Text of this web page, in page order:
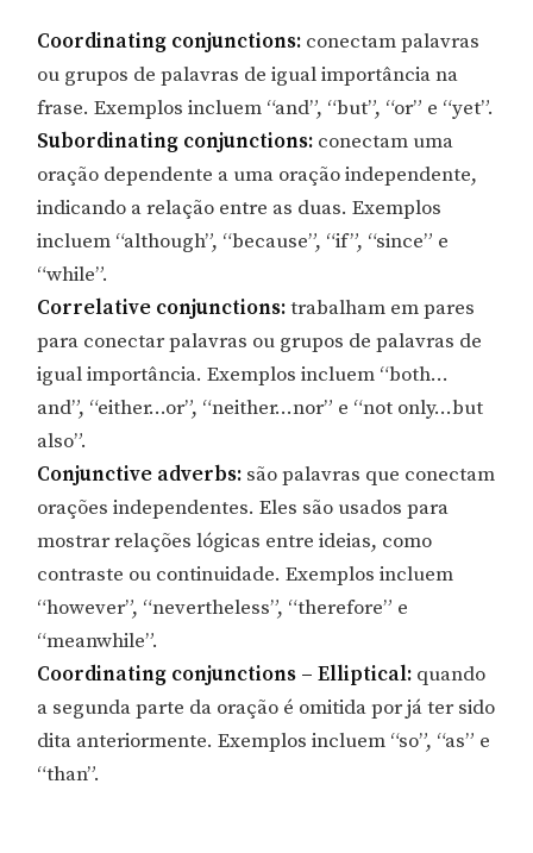
Coordinating conjunctions: conectam palavras
ou grupos de palavras de igual importância na
frase. Exemplos incluem “and”, “but”, “or” e “yet”.
Subordinating conjunctions: conectam uma
oração dependente a uma oração independente,
indicando a relação entre as duas. Exemplos
incluem “although”, “because”, “if”, “since” e
“while”.
Correlative conjunctions:trabalham em pares
para conectar palavras ou grupos de palavras de
igual importância. Exemplos incluem “both…
and”, “either…or”, “neither…nor” e “not only…but
also”.
Conjunctive adverbs: são palavras que conectam
orações independentes. Eles são usados para
mostrar relações lógicas entre ideias, como
contraste ou continuidade. Exemplos incluem
“however”, “nevertheless”, “therefore” e
“meanwhile”.
Coordinating conjunctions – Elliptical: quando
a segunda parte da oração é omitida por já ter sido
dita anteriormente. Exemplos incluem “so”, “as” e
“than”.